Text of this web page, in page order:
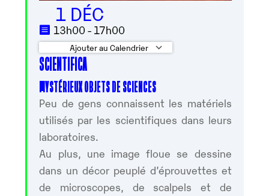
1 DÉC
13h00 - 17h00
Ajouter au Calendrier
Télécharger ICS
SCIENTIFICA
MYSTÉRIEUX OBJETS DE SCIENCES
Peu de gens connaissent les matériels
utilisés par les scientifiques dans leurs
laboratoires.
Au plus, une image floue se dessine
dans un décor peuplé d’éprouvettes et
de microscopes, de scalpels et de